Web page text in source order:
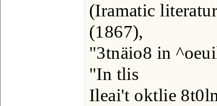
(Iramatic
(1867),
"3tnäio8 in
"In tlis
Ileai't oktlie